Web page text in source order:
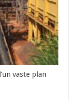
vaste plan